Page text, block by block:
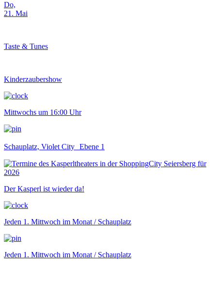
Do,
21. Mai
Taste & Tunes
Kinderzaubershow
Mittwochs um 16:00 Uhr
Schauplatz, Violet City Ebene 1
Der Kasperl ist wieder da!
Jeden 1. Mittwoch im Monat / Schauplatz
Jeden 1. Mittwoch im Monat / Schauplatz